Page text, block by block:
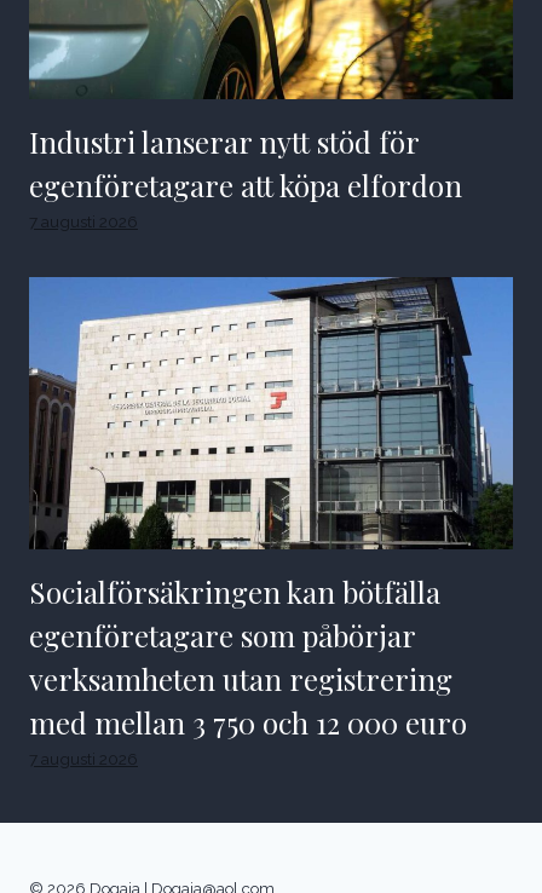
Industri lanserar nytt stöd för
egenföretagare att köpa elfordon
7 augusti 2026
Socialförsäkringen kan bötfälla
egenföretagare som påbörjar
verksamheten utan registrering
med mellan 3 750 och 12 000 euro
7 augusti 2026
© 2026 Dogaja | Dogaja@aol.com